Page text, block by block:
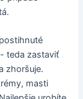
teda zastaviť
zhoršuje.
masti